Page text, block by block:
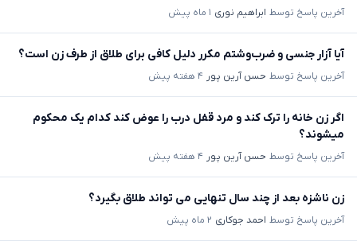
آخرین پاسخ توسط ابراهیم نوری ۱ ماه پیش
آیا آزار جنسی و ضرب‌وشتم مکرر دلیل کافی برای طلاق از طرف زن است؟
آخرین پاسخ توسط حسن آرین پور ۴ هفته پیش
اگر زن خانه را ترک کند و مرد قفل درب را عوض کند کدام یک محکوم
میشوند؟
آخرین پاسخ توسط حسن آرین پور ۴ هفته پیش
زن ناشزه بعد از چند سال تنهایی می تواند طلاق بگیرد؟
آخرین پاسخ توسط احمد جوکاری ۲ ماه پیش